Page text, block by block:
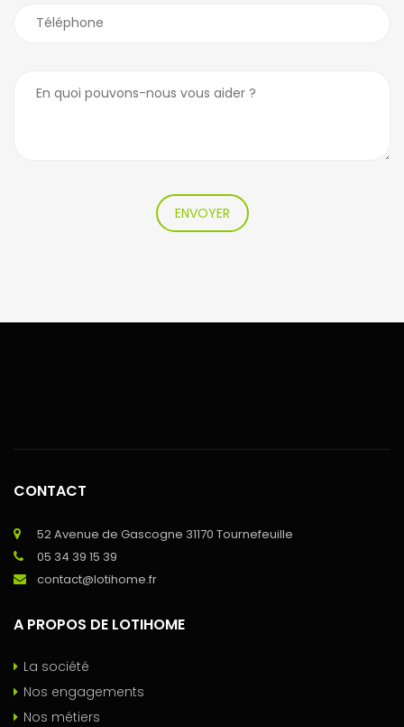
ENVOYER
CONTACT
52 Avenue de Gascogne 31170 Tournefeuille
05 34 39 15 39
contact@lotihome.fr
A PROPOS DE LOTIHOME
La société
Nos engagements
Nos métiers